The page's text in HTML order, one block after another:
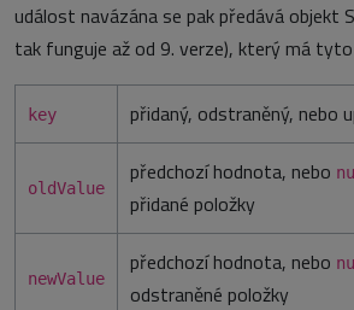
událost navázána se pak předává objekt
tak funguje až od 9. verze), který má
key přidaný, odstraněný, nebo
oldValue
předchozí hodnota, nebo
přidané položky
newValue
předchozí hodnota, nebo
odstraněné položky